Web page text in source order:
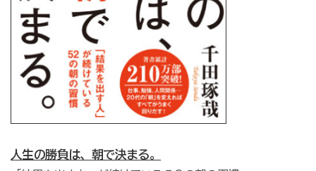
人生の勝負は、朝で決まる。